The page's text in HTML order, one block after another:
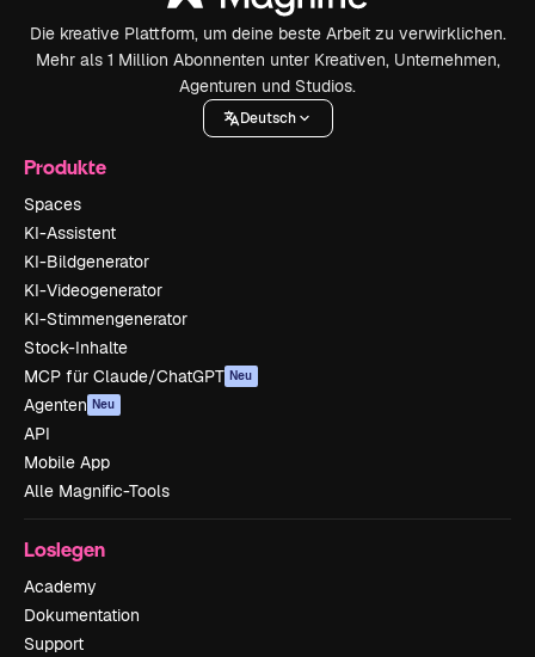
Die kreative Plattform, um deine beste Arbeit zu verwirklichen.
Mehr als 1 Million Abonnenten unter Kreativen, Unternehmen,
Agenturen und Studios.
Deutsch
Produkte
Spaces
KI-Assistent
KI-Bildgenerator
KI-Videogenerator
KI-Stimmengenerator
Stock-Inhalte
MCP für Claude/ChatGPT Neu
Agenten Neu
API
Mobile App
Alle Magnific-Tools
Loslegen
Academy
Dokumentation
Support